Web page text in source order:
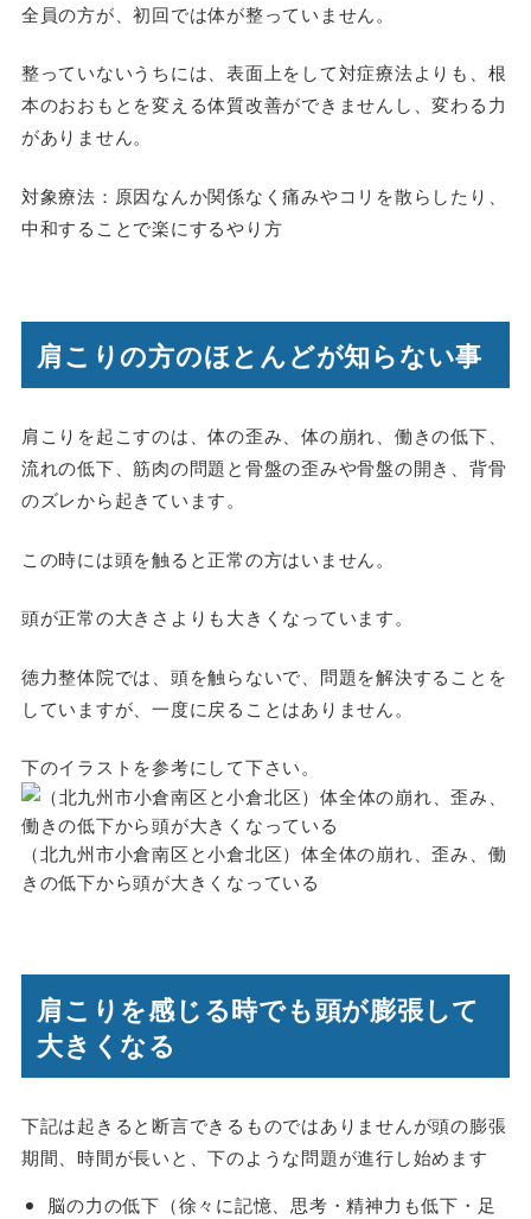
全員の方が、初回では体が整っていません。
整っていないうちには、表面上をして対症療法よりも、根
本のおおもとを変える体質改善ができませんし、変わる力
がありません。
対象療法：原因なんか関係なく痛みやコリを散らしたり、
中和することで楽にするやり方
肩こりの方のほとんどが知らない事
肩こりを起こすのは、体の歪み、体の崩れ、働きの低下、
流れの低下、筋肉の問題と骨盤の歪みや骨盤の開き、背骨
のズレから起きています。
この時には頭を触ると正常の方はいません。
頭が正常の大きさよりも大きくなっています。
徳力整体院では、頭を触らないで、問題を解決することを
していますが、一度に戻ることはありません。
下のイラストを参考にして下さい。
（北九州市小倉南区と小倉北区）体全体の崩れ、歪み、働
きの低下から頭が大きくなっている
肩こりを感じる時でも頭が膨張して
大きくなる
下記は起きると断言できるものではありませんが頭の膨張
期間、時間が長いと、下のような問題が進行し始めます
脳の力の低下（徐々に記憶、思考・精神力も低下・足